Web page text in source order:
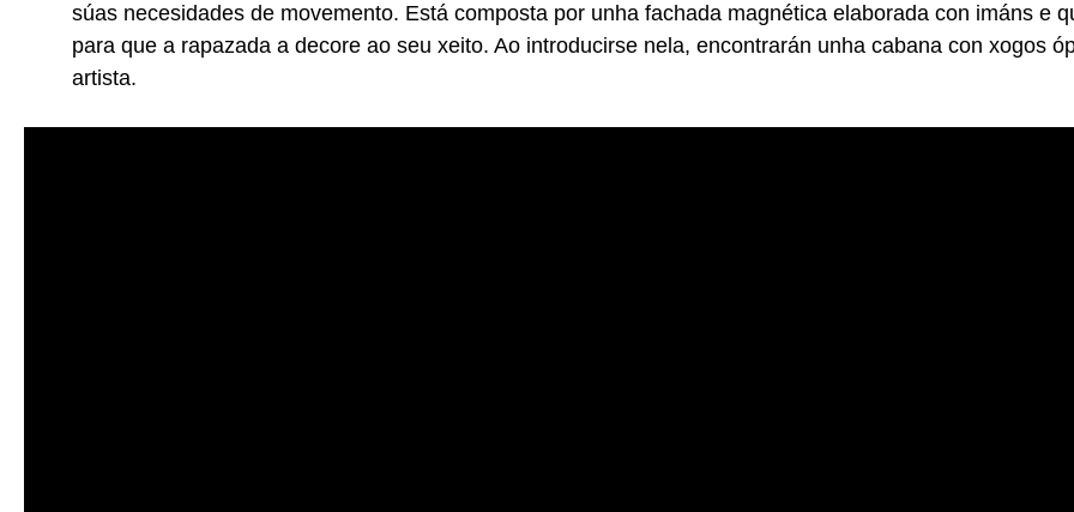
súas necesidades de movemento. Está composta por unha fachada magnética elaborada con imáns e
para que a rapazada a decore ao seu xeito. Ao introducirse nela, encontrarán unha cabana con xogos
artista.